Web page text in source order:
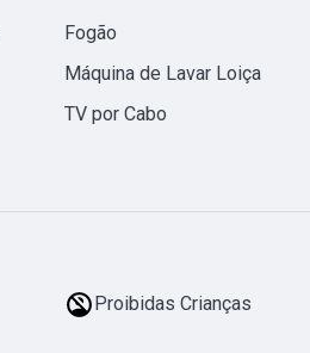
Fogão
Máquina de Lavar Loiça
TV por Cabo
Proibidas Crianças